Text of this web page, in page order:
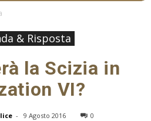
& Risposta
la Scizia in
VI?
- 9 Agosto 2016 0